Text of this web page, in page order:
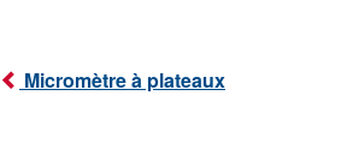
Micromètre à plateaux